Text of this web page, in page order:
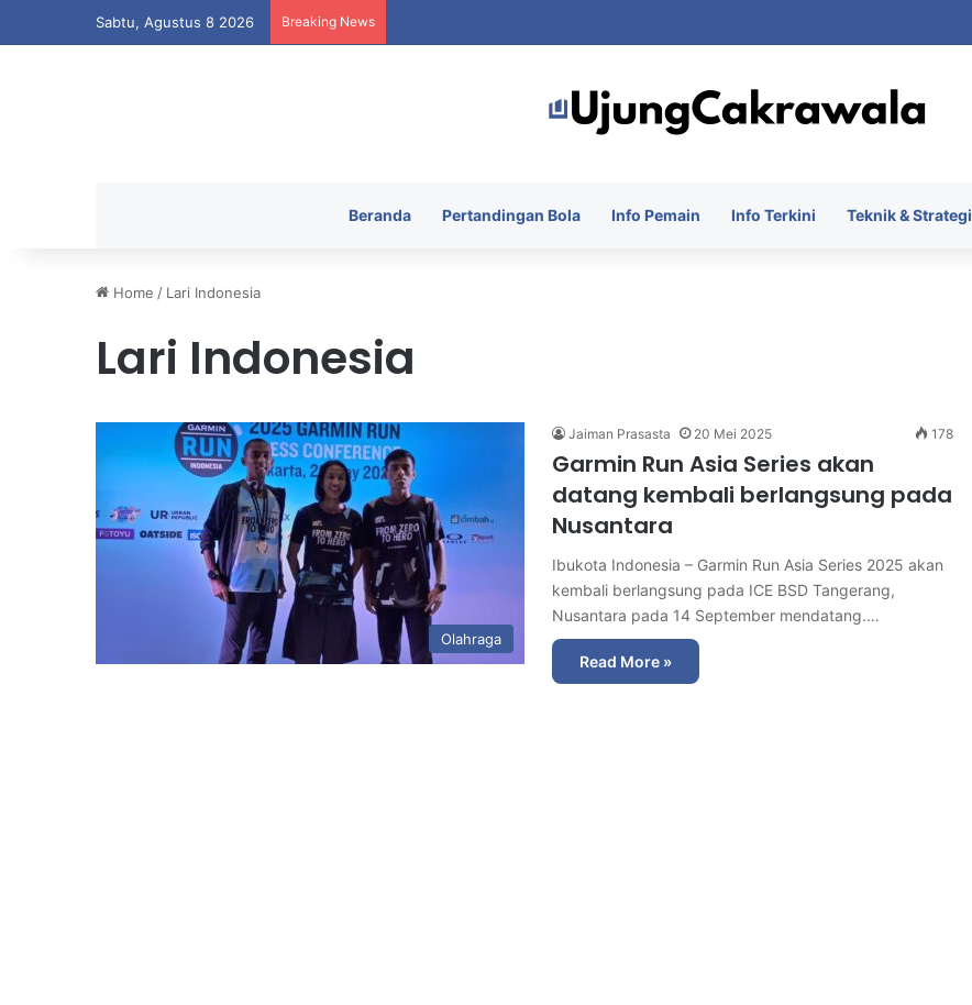
Sabtu, Agustus 8 2026 Breaking News
Beranda Pertandingan Bola Info Pemain Info Terkini Teknik & Strategi
Home / Lari Indonesia
Lari Indonesia
Olahraga
Jaiman Prasasta 20 Mei 2025 178
Garmin Run Asia Series akan
datang kembali berlangsung pada
Nusantara
Ibukota Indonesia – Garmin Run Asia Series 2025 akan
kembali berlangsung pada ICE BSD Tangerang,
Nusantara pada 14 September mendatang.…
Read More »